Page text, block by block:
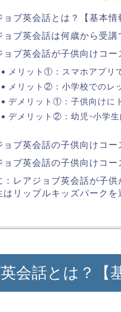
ョブ英会話とは？【基本情
ョブ英会話は何歳から受講
ョブ英会話が子供向けコ
メリット①：スマホアプリ
メリット②：小学校でのレ
デメリット①：子供向けに
デメリット②：幼児~小学
ョブ英会話の子供向けコ
ョブ英会話の子供向けコー
：レアジョブ英会話が子
はリップルキッズパークを
会話とは？【